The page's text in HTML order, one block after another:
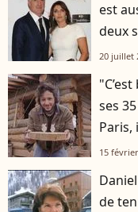
est
deux
20 juillet
ses
15
de